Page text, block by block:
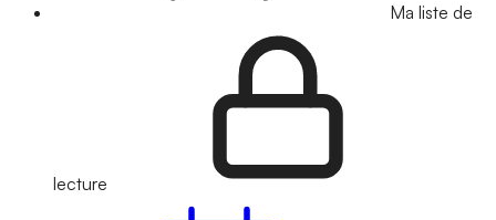
Ma liste de
lecture